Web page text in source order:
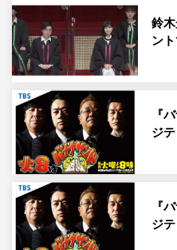
今回のキャンペーンのテー
SDGs」。17の目標の一つ
る問題では、3大栄養素の一
注目。栄養価の高さと環境
れているということで、ス
ら木村、日村、安住アナ、
メンバーの勝田りおが昆虫
ほかにも、環境、貧困とい
に理解を深め、日常生活で
さまざまな深掘りクイズが
鈴
ン
『
ジ
『
ジ